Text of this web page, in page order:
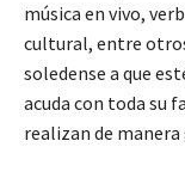
música en vivo,
cultural, entre
soledense a que
acuda con toda su
realizan de